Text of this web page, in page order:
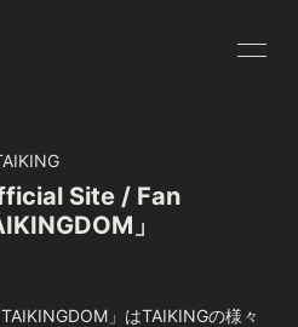
SCHEDULE
VIDEO
Site / Fan
」
」はTAIKINGの様々